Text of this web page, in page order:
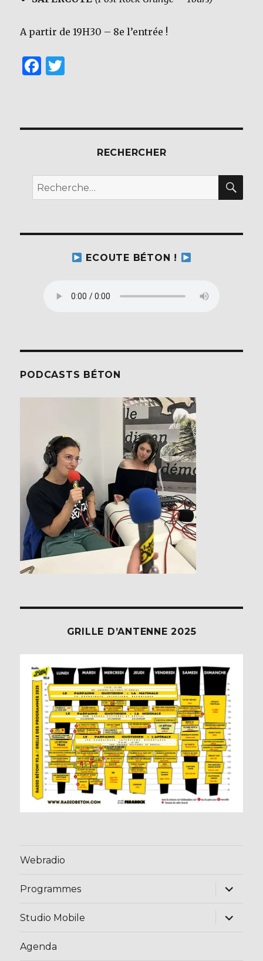
A partir de 19H30 – 8e l’entrée !
F
e
o
k
te
RECHERCHER
Recherche
pour :
ECOUTE BÉTON !
PODCASTS BÉTON
GRILLE D’ANTENNE 2025
Webradio
Programmes
ouvrir
menu
Studio Mobile
ouvrir
Agenda